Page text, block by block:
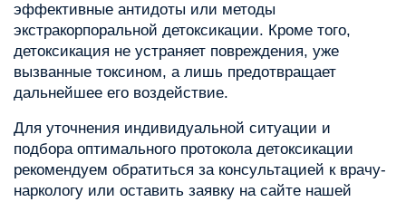
эффективные антидоты или методы
экстракорпоральной детоксикации. Кроме того,
детоксикация не устраняет повреждения, уже
вызванные токсином, а лишь предотвращает
дальнейшее его воздействие.
Для уточнения индивидуальной ситуации и
подбора оптимального протокола детоксикации
рекомендуем обратиться за консультацией к врачу-
наркологу или оставить заявку на сайте нашей